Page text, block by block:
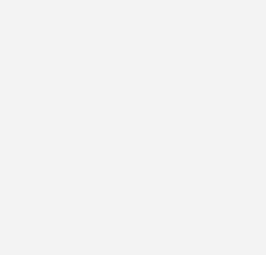
Online-Angebote
Co. KG
widerrufen und eine Abmeldung ist
zum Umgang mit Daten finden Sie
lesen Sie doch einen unserer weiteren